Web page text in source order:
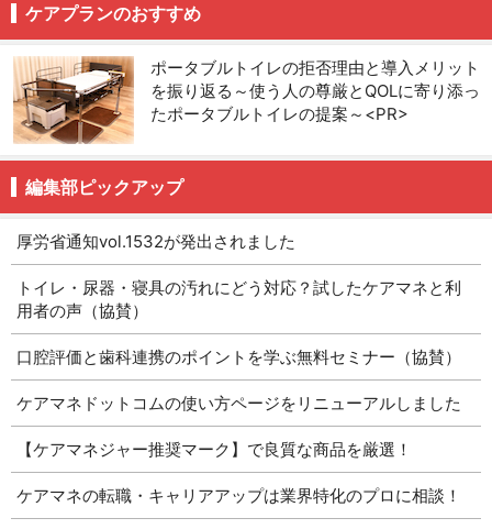
ケアプランのおすすめ
ポータブルトイレの拒否理由と導入メリット
を振り返る～使う人の尊厳とQOLに寄り添っ
たポータブルトイレの提案～<PR>
編集部ピックアップ
厚労省通知vol.1532が発出されました
トイレ・尿器・寝具の汚れにどう対応？試したケアマネと利
用者の声（協賛）
口腔評価と歯科連携のポイントを学ぶ無料セミナー（協賛）
ケアマネドットコムの使い方ページをリニューアルしました
【ケアマネジャー推奨マーク】で良質な商品を厳選！
ケアマネの転職・キャリアアップは業界特化のプロに相談！